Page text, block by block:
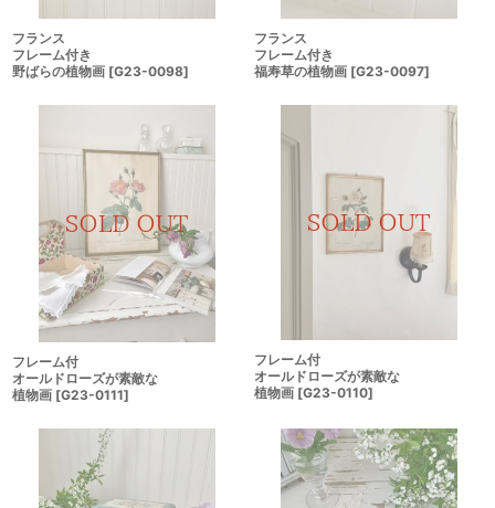
フランス
フレーム付き
野ばらの植物画 [G23-0098]
フランス
フレーム付き
福寿草の植物画 [G23-0097]
フレーム付
オールドローズが素敵な
植物画 [G23-0111]
フレーム付
オールドローズが素敵な
植物画 [G23-0110]